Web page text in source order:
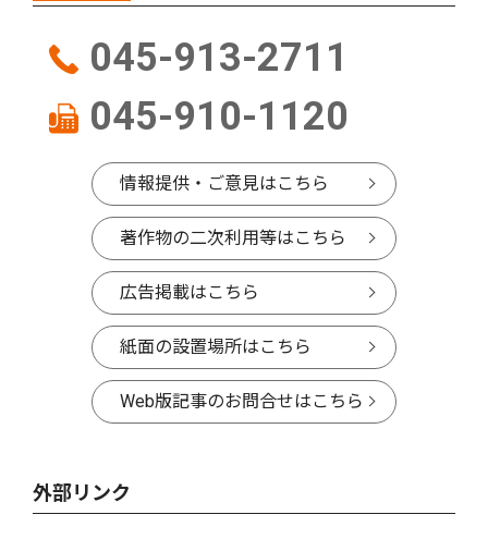
045-913-2711
045-910-1120
情報提供・ご意見はこちら
著作物の二次利用等はこちら
広告掲載はこちら
紙面の設置場所はこちら
Web版記事のお問合せはこちら
外部リンク